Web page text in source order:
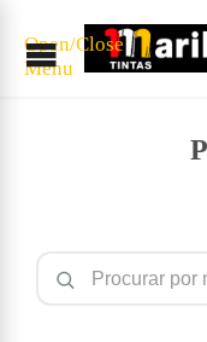
Open/Close
Menu